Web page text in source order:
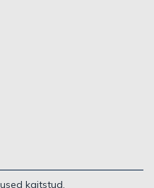
kaitstud.